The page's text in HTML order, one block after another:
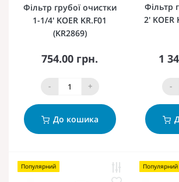
Фільтр грубої очистки
1-1/4' KOER KR.F01
(KR2869)
754.00 грн.
- +
До кошика
Фільтр
2' KOER
1
-
Популярний Популярний